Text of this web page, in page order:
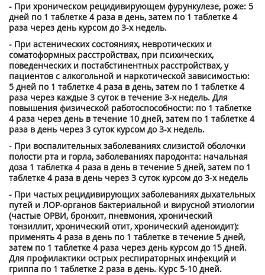
- При хроническом рецидивирующем фурункулезе, роже: 5
дней по 1 таблетке 4 раза в день, затем по 1 таблетке 4
раза через день курсом до 3-х недель.
- При астенических состояниях, невротических и
соматоформных расстройствах, при психических,
поведенческих и постабстинентных расстройствах, у
пациентов с алкогольной и наркотической зависимостью:
5 дней по 1 таблетке 4 раза в день, затем по 1 таблетке 4
раза через каждые 3 суток в течение 3-х недель. Для
повышения физической работоспособности: по 1 таблетке
4 раза через день в течение 10 дней, затем по 1 таблетке 4
раза в день через 3 суток курсом до 3-х недель.
- При воспалительных заболеваниях слизистой оболочки
полости рта и горла, заболеваниях пародонта: начальная
доза 1 таблетка 4 раза в день в течение 5 дней, затем по 1
таблетке 4 раза в день через 3 суток курсом до 3-х недель
- При частых рецидивирующих заболеваниях дыхательных
путей и ЛОР-органов бактериальной и вирусной этиологии
(частые ОРВИ, бронхит, пневмония, хронический
тонзиллит, хронический отит, хронический аденоидит):
применять 4 раза в день по 1 таблетке в течение 5 дней,
затем по 1 таблетке 4 раза через день курсом до 15 дней.
Для профилактики острых респираторных инфекций и
гриппа по 1 таблетке 2 раза в день. Курс 5-10 дней.